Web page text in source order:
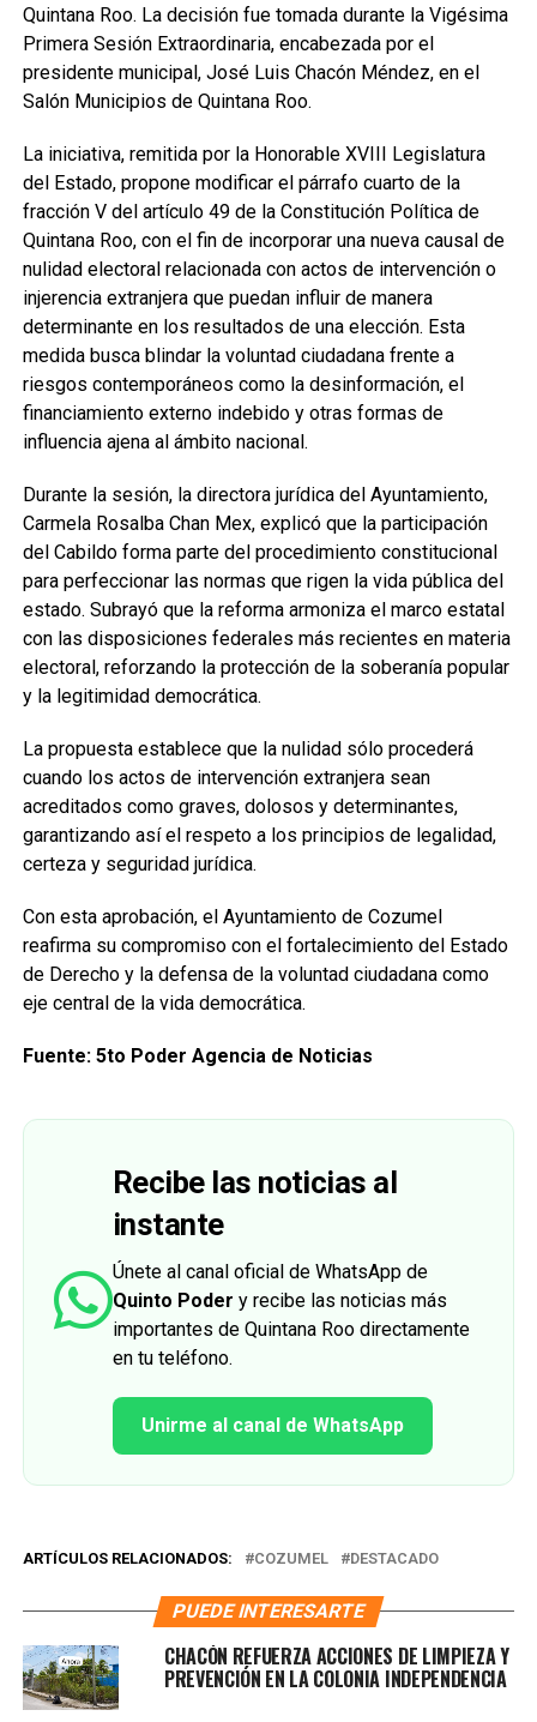
Quintana Roo. La decisión fue tomada durante la Vigésima
Primera Sesión Extraordinaria, encabezada por el
presidente municipal, José Luis Chacón Méndez, en el
Salón Municipios de Quintana Roo.
La iniciativa, remitida por la Honorable XVIII Legislatura
del Estado, propone modificar el párrafo cuarto de la
fracción V del artículo 49 de la Constitución Política de
Quintana Roo, con el fin de incorporar una nueva causal de
nulidad electoral relacionada con actos de intervención o
injerencia extranjera que puedan influir de manera
determinante en los resultados de una elección. Esta
medida busca blindar la voluntad ciudadana frente a
riesgos contemporáneos como la desinformación, el
financiamiento externo indebido y otras formas de
influencia ajena al ámbito nacional.
Durante la sesión, la directora jurídica del Ayuntamiento,
Carmela Rosalba Chan Mex, explicó que la participación
del Cabildo forma parte del procedimiento constitucional
para perfeccionar las normas que rigen la vida pública del
estado. Subrayó que la reforma armoniza el marco estatal
con las disposiciones federales más recientes en materia
electoral, reforzando la protección de la soberanía popular
y la legitimidad democrática.
La propuesta establece que la nulidad sólo procederá
cuando los actos de intervención extranjera sean
acreditados como graves, dolosos y determinantes,
garantizando así el respeto a los principios de legalidad,
certeza y seguridad jurídica.
Con esta aprobación, el Ayuntamiento de Cozumel
reafirma su compromiso con el fortalecimiento del Estado
de Derecho y la defensa de la voluntad ciudadana como
eje central de la vida democrática.
Fuente: 5to Poder Agencia de Noticias
Recibe las noticias al
instante
Únete al canal oficial de WhatsApp de
Quinto Poder y recibe las noticias más
importantes de Quintana Roo directamente
en tu teléfono.
Unirme al canal de WhatsApp
ARTÍCULOS RELACIONADOS: COZUMEL DESTACADO
PUEDE INTERESARTE
CHACÓN REFUERZA ACCIONES DE LIMPIEZA Y
PREVENCIÓN EN LA COLONIA INDEPENDENCIA